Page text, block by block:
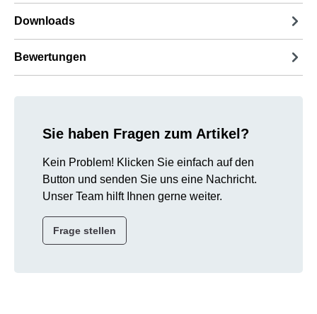
Downloads
Bewertungen
Sie haben Fragen zum Artikel?
Kein Problem! Klicken Sie einfach auf den
Button und senden Sie uns eine Nachricht.
Unser Team hilft Ihnen gerne weiter.
Frage stellen